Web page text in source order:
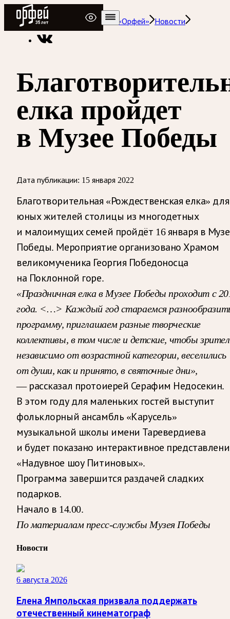
Радио Орфей
Радио классической музыки «Орфей»
Новости
елка пройдет
в Музее Победы
Дата публикации: 15 января 2022
Благотворительная «Рождественская елка» для
юных жителей столицы из многодетных
и малоимущих семей пройдёт 16 января в
Победы. Мероприятие организовано Храмом
великомученика Георгия Победоносца
на Поклонной горе.
«Праздничная елка в Музее Победы проходит с
года. <…> Каждый год стараемся
программу, приглашаем разные творческие
коллективы, в том числе и детские, чтобы
независимо от возрастной категории, веселились
от души, как и принято, в святочные дни»,
— рассказал протоиерей Серафим Недосекин.
В этом году для маленьких гостей выступит
фольклорный ансамбль «Карусель»
музыкальной школы имени Таревердиева
и будет показано интерактивное
«Надувное шоу Питиновых».
Программа завершится раздачей сладких
подарков.
Начало в 14.00.
По материалам пресс-службы Музея Победы
Новости
6 августа 2026
Елена Ямпольская призвала поддержать
отечественный кинематограф